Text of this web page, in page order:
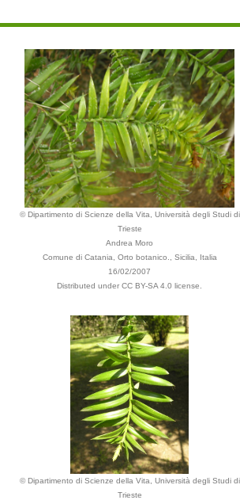
© Dipartimento di Scienze della Vita, Università degli Studi di
Trieste
Andrea Moro
Comune di Catania, Orto botanico., Sicilia, Italia
16/02/2007
Distributed under CC BY-SA 4.0 license.
© Dipartimento di Scienze della Vita, Università degli Studi di
Trieste